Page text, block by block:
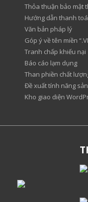
Thỏa thuận bảo mật
Hướng dẫn thanh
Văn bản pháp lý
Góp ý về tên miền
Tranh chấp khiếu nại
Báo cáo lạm dụng
Than phiền chất
Đề xuất tính năng
Kho giao diện